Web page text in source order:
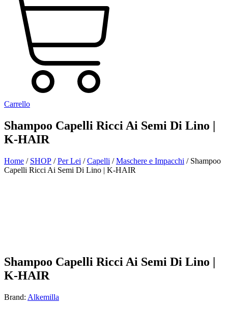
Carrello
Shampoo Capelli Ricci Ai Semi Di Lino |
K-HAIR
Home / SHOP /Per Lei /Capelli /Maschere e Impacchi / Shampoo
Capelli Ricci Ai Semi Di Lino | K-HAIR
Shampoo Capelli Ricci Ai Semi Di Lino |
K-HAIR
Brand: Alkemilla